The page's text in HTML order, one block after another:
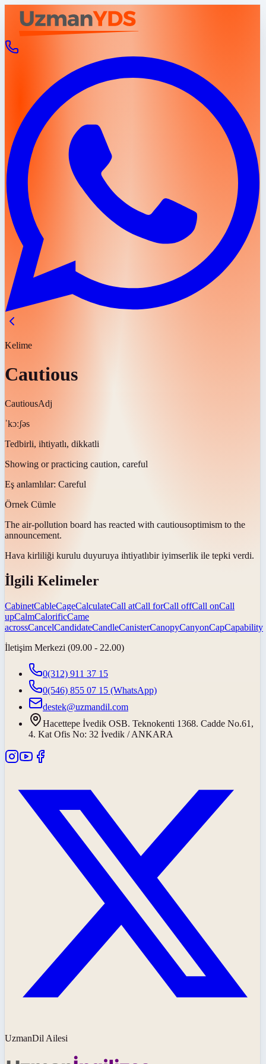
Kelime
Cautious
CautiousAdj
ˈkɔːʃəs
Tedbirli, ihtiyatlı, dikkatli
Showing or practicing caution, careful
Eş anlamlılar: Careful
Örnek Cümle
The air-pollution board has reacted with cautiousoptimism to the
announcement.
Hava kirliliği kurulu duyuruya ihtiyatlıbir iyimserlik ile tepki verdi.
İlgili Kelimeler
CabinetCableCageCalculateCall atCall forCall offCall onCall
upCalmCalorificCame
acrossCancelCandidateCandleCanisterCanopyCanyonCapCapability
İletişim Merkezi (09.00 - 22.00)
0(312) 911 37 15
0(546) 855 07 15 (WhatsApp)
destek@uzmandil.com
Hacettepe İvedik OSB. Teknokenti 1368. Cadde No.61,
4. Kat Ofis No: 32 İvedik / ANKARA
UzmanDil Ailesi